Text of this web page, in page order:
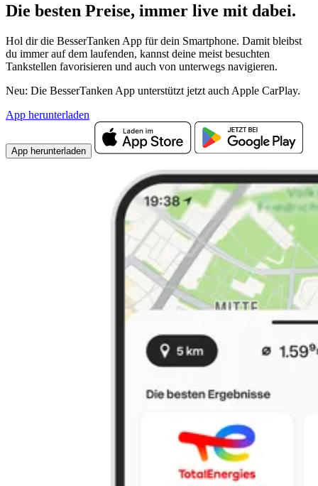
Die besten Preise, immer live mit dabei.
Hol dir die BesserTanken App für dein Smartphone. Damit bleibst
du immer auf dem laufenden, kannst deine meist besuchten
Tankstellen favorisieren und auch von unterwegs navigieren.
Neu: Die BesserTanken App unterstützt jetzt auch Apple CarPlay.
App herunterladen
App herunterladen